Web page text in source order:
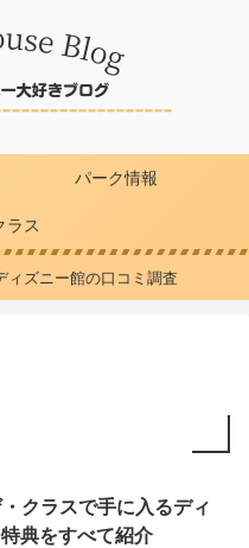
パーク情報
ラス
ィズニー館の口コミ調査
クラスで手に入るディ
典をすべて紹介